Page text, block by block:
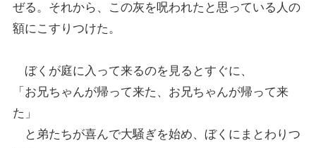
ぜる。それから、この灰を呪われたと思っている人の
額にこすりつけた。
ぼくが庭に入って来るのを見るとすぐに、
「お兄ちゃんが帰って来た、お兄ちゃんが帰って来
た」
と弟たちが喜んで大騒ぎを始め、ぼくにまとわりつ